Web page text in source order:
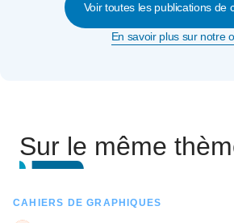
Voir toutes les publications de
En savoir plus sur notre
Sur le même
CAHIERS DE GRAPHIQUES